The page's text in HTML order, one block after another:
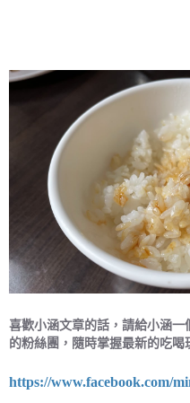
喜歡小涵文章的話，請給小涵一
的粉絲團，隨時掌握最新的吃喝
https://www.facebook.com/